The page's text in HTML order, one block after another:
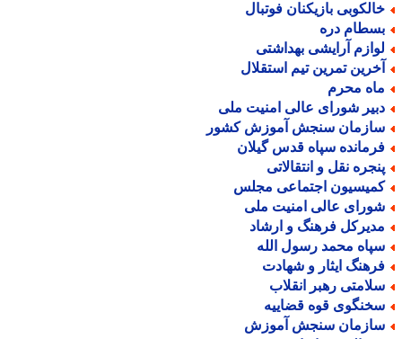
بازیکنان فوتبال
دره
آرایشی بهداشتی
تمرین تیم استقلال
محرم
شورای عالی امنیت ملی
سنجش آموزش کشور
سپاه قدس گیلان
نقل و انتقالاتی
اجتماعی مجلس
عالی امنیت ملی
فرهنگ و ارشاد
محمد رسول الله
ایثار و شهادت
رهبر انقلاب
قوه قضاییه
سنجش آموزش